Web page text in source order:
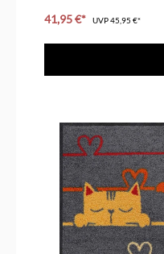
41,95 €* UVP45,95 €*